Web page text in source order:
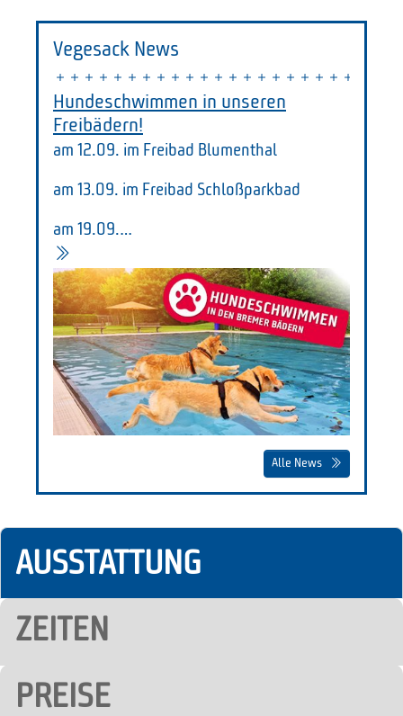
Vegesack News
Hundeschwimmen in unseren
Freibädern!
am 12.09. im Freibad Blumenthal
am 13.09. im Freibad Schloßparkbad
am 19.09.…
Alle News
AUSSTATTUNG
ZEITEN
PREISE